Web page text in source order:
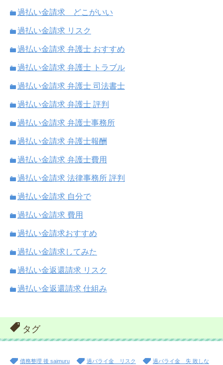
過払い金請求 どこがいい
過払い金請求 リスク
過払い金請求 弁護士 おすすめ
過払い金請求 弁護士 トラブル
過払い金請求 弁護士 司法書士
過払い金請求 弁護士 評判
過払い金請求 弁護士事務所
過払い金請求 弁護士報酬
過払い金請求 弁護士費用
過払い金請求 法律事務所 評判
過払い金請求 自分で
過払い金請求 費用
過払い金請求おすすめ
過払い金請求してみた
過払い金返還請求 リスク
過払い金返還請求 仕組み
タグ
債務整理 後 saimuru 過バライ金 リスク
過バライ金 失 敗しな